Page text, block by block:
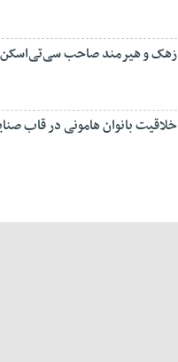
زهک و هیرمند صاحب سی‌تی‌اسکن
خلاقیت بانوان هامونی در قاب